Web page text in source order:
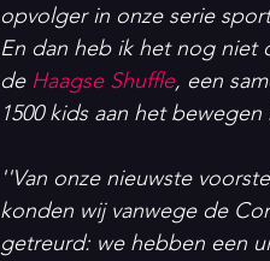
opvolger in onze serie
En dan heb ik het nog niet
de Haagse Shuffle, een
1500 kids aan het
''Van onze nieuwste
konden wij vanwege de
getreurd: we hebben een